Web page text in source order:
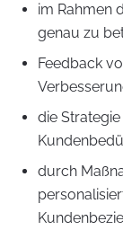
im Rahmen
genau zu
Feedback
die
durch